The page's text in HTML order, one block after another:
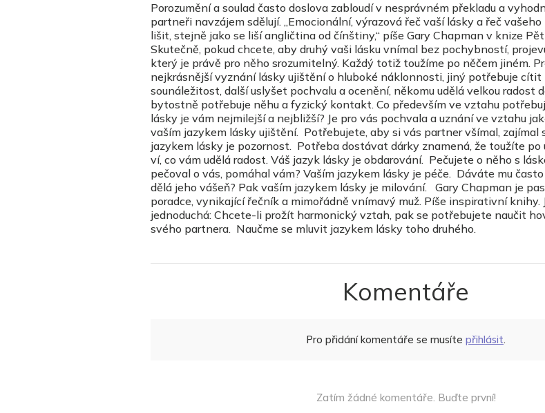
Porozumění a soulad často doslova zabloudí v nesprávném překladu a
partneři navzájem sdělují. „Emocionální, výrazová řeč vaší lásky a řeč
lišit, stejně jako se liší angličtina od čínštiny,“ píše Gary Chapman v knize
Skutečně, pokud chcete, aby druhý vaši lásku vnímal bez pochybností,
který je právě pro něho srozumitelný. Každý totiž toužíme po něčem jiném.
nejkrásnější vyznání lásky ujištění o hluboké náklonnosti, jiný potřebuje cítit
sounáležitost, další uslyšet pochvalu a ocenění, někomu udělá velkou radost
bytostně potřebuje něhu a fyzický kontakt. Co především ve vztahu
lásky je vám nejmilejší a nejbližší? Je pro vás pochvala a uznání ve vztahu
vaším jazykem lásky ujištění. Potřebujete, aby si vás partner všímal, zajímal
jazykem lásky je pozornost. Potřeba dostávat dárky znamená, že toužíte po
ví, co vám udělá radost. Váš jazyk lásky je obdarování. Pečujete o něho s
pečoval o vás, pomáhal vám? Vaším jazykem lásky je péče. Dáváte mu
dělá jeho vášeň? Pak vaším jazykem lásky je milování. Gary Chapman je
poradce, vynikající řečník a mimořádně vnímavý muž. Píše inspirativní knihy.
jednoduchá: Chcete-li prožít harmonický vztah, pak se potřebujete naučit
svého partnera. Naučme se mluvit jazykem lásky toho druhého.
Komentáře
Pro přidání komentáře se musíte přihlásit.
Zatím žádné komentáře. Buďte první!